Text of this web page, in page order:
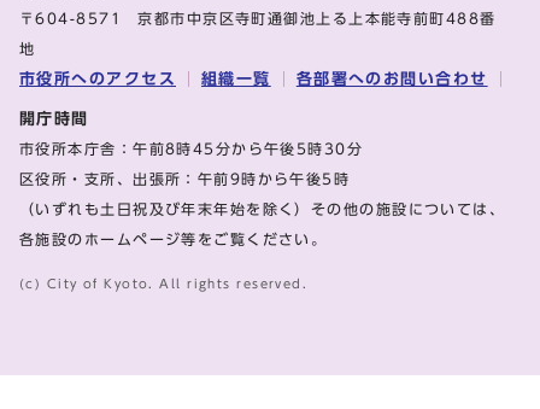
〒604-8571 京都市中京区寺町通御池上る上本能寺前町488番
地
市役所へのアクセス 組織一覧 各部署へのお問い合わせ
開庁時間
市役所本庁舎：午前8時45分から午後5時30分
区役所・支所、出張所：午前9時から午後5時
（いずれも土日祝及び年末年始を除く）その他の施設については、
各施設のホームページ等をご覧ください。
(c) City of Kyoto. All rights reserved.